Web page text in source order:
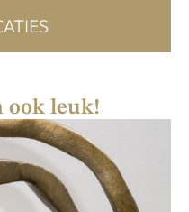
ook leuk!